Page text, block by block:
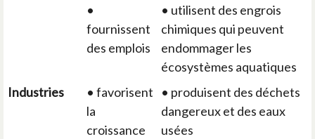
•
fournissent
des emplois
• utilisent des engrois
chimiques qui peuvent
endommager les
écosystèmes aquatiques
Industries
• favorisent
la
croissance
• produisent des déchets
dangereux et des eaux
usées